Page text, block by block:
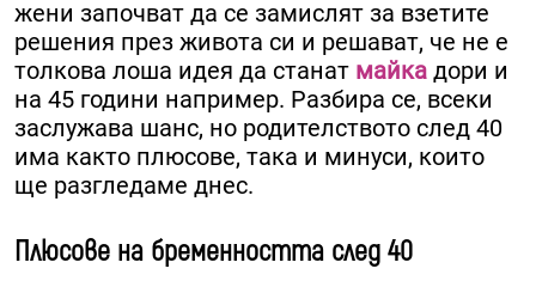
жени започват да се замислят за взетите
решения през живота си и решават, че не е
толкова лоша идея да станат майка дори и
на 45 години например. Разбира се, всеки
заслужава шанс, но родителството след 40
има както плюсове, така и минуси, които
ще разгледаме днес.
Плюсове на бременността след 40